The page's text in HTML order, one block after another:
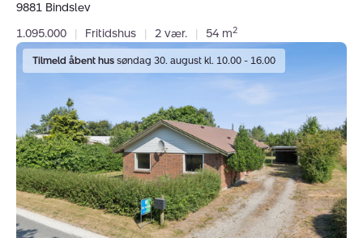
9881 Bindslev
1.095.000
| Fritidshus | 2 vær. | 54 m2
Villa:
Bjergbyvej
Tornby,
9850
Hirtshals
Tilmeld åbent hus søndag 30. august kl. 10.00 - 16.00